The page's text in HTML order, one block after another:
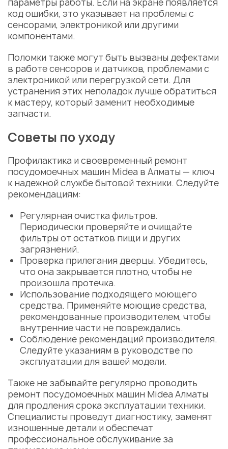
код ошибки, это указывает на проблемы с
сенсорами, электроникой или другими
компонентами.
Поломки также могут быть вызваны дефектами
в работе сенсоров и датчиков, проблемами с
электроникой или перегрузкой сети. Для
устранения этих неполадок лучше обратиться
к мастеру, который заменит необходимые
запчасти.
Советы по уходу
Профилактика и своевременный ремонт
посудомоечных машин Midea в Алматы — ключ
к надежной службе бытовой техники. Следуйте
рекомендациям:
Регулярная очистка фильтров.
Периодически проверяйте и очищайте
фильтры от остатков пищи и других
загрязнений.
Проверка прилегания дверцы. Убедитесь,
что она закрывается плотно, чтобы не
произошла протечка.
Использование подходящего моющего
средства. Применяйте моющие средства,
рекомендованные производителем, чтобы
внутренние части не повреждались.
Соблюдение рекомендаций производителя.
Следуйте указаниям в руководстве по
эксплуатации для вашей модели.
Также не забывайте регулярно проводить
ремонт посудомоечных машин Midea Алматы
для продления срока эксплуатации техники.
Специалисты проведут диагностику, заменят
изношенные детали и обеспечат
профессиональное обслуживание за